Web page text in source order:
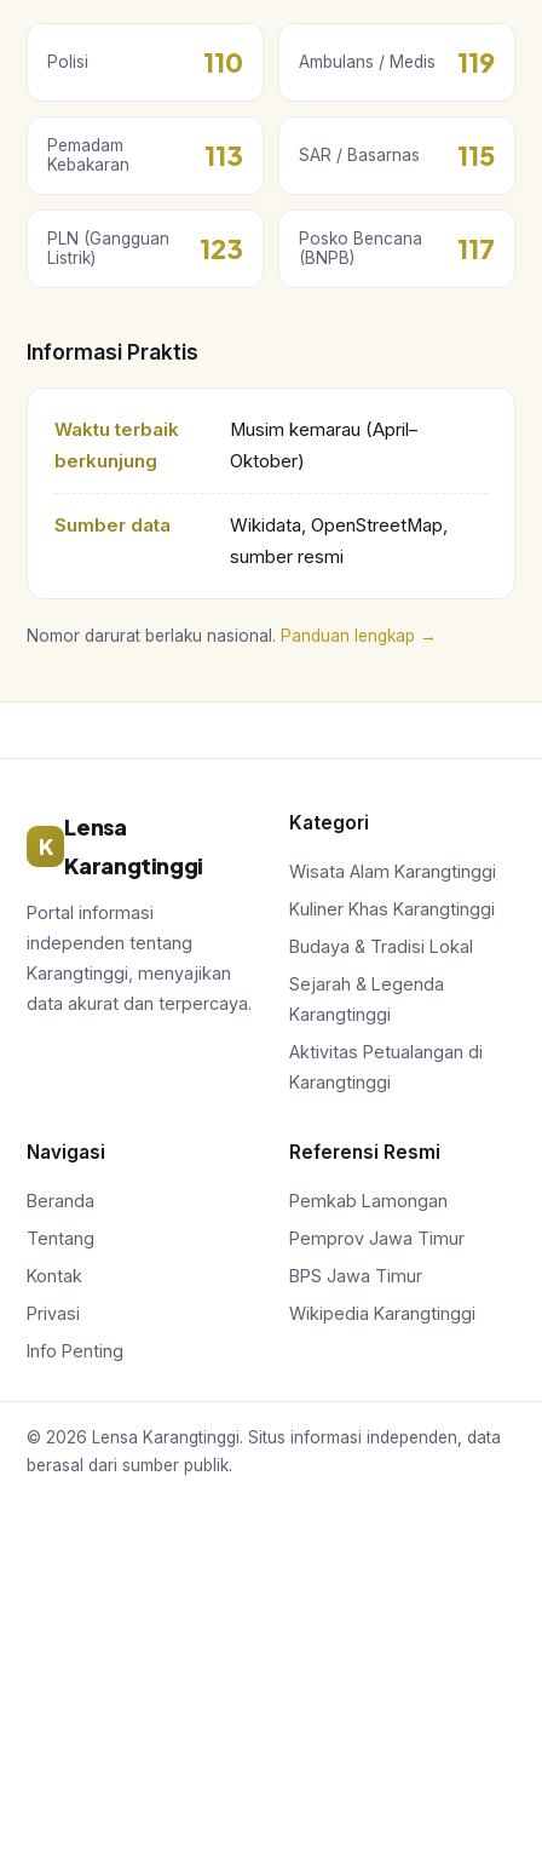
Polisi 110 Ambulans / Medis 119
Pemadam
Kebakaran
113 SAR / Basarnas 115
PLN (Gangguan
Listrik)
123
Posko Bencana
(BNPB)
117
Informasi Praktis
Waktu terbaik
berkunjung
Musim kemarau (April–
Oktober)
Sumber data
Wikidata, OpenStreetMap,
sumber resmi
Nomor darurat berlaku nasional. Panduan lengkap →
K
Lensa
Karangtinggi
Portal informasi
independen tentang
Karangtinggi, menyajikan
data akurat dan terpercaya.
Kategori
Wisata Alam Karangtinggi
Kuliner Khas Karangtinggi
Budaya & Tradisi Lokal
Sejarah & Legenda
Karangtinggi
Aktivitas Petualangan di
Karangtinggi
Navigasi
Beranda
Tentang
Kontak
Privasi
Info Penting
Referensi Resmi
Pemkab Lamongan
Pemprov Jawa Timur
BPS Jawa Timur
Wikipedia Karangtinggi
© 2026 Lensa Karangtinggi. Situs informasi independen, data
berasal dari sumber publik.